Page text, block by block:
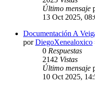
Último mensaje
13 Oct 2025,
Documentación A
porDiegoXenealoxico
0 Respuestas
2142 Vistas
Último mensaje
10 Oct 2025,